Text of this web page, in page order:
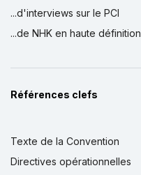
...d'interviews sur le PCI
...de NHK en haute définition
Références clefs
Texte de la Convention
Directives opérationnelles